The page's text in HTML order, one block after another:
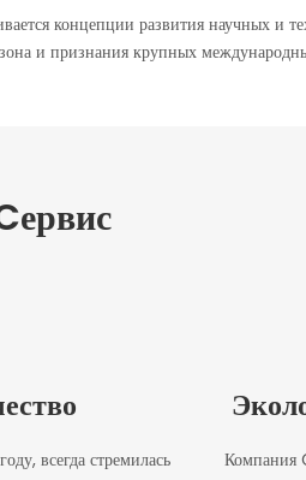
концепции развития научных и
и признания крупных
всегда стремилась
Компания